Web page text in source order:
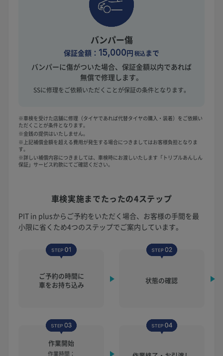
バンパー傷
保証金額： 15,000円税込まで
バンパーに傷がついた場合、保証金額以内であれば
無償で修理します。
SSに修理をご依頼いただくことが保証の条件となります。
※車検を受けた店舗に修理（タイヤであれば代替タイヤの購入・装着）をご依頼い
ただくことが条件となります。
※金銭の提供はいたしません。
※上記補償金額を超える費用が発生する場合につきましてはお客様負担となりま
す。
※詳しい補償内容につきましては、車検時にお渡しいたします「トリプルあんしん
保証」サービス約款にてご確認ください。
車検実施までたったの4ステップ
PIT in plusからご予約をいただく場合、お客様の手間を最
小限に省くため4つのステップでご案内しています。
ご予約の時間に
車をお持ち込み
状態の確認
作業開始
作業時間：